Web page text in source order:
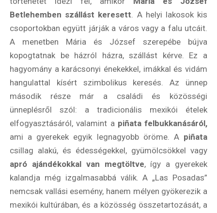
Hírlevél
Válaszd ki az ajándékod amit
most ingyen megkapsz Tőlünk!
Világkörüli
Külföldre
Költözünk!
Kaland -
játék -
Betlehemben szállást keresett. A helyi lakosok kis
csoportokban együtt járják a város vagy a falu utcáit.
A menetben Mária és József szerepébe bújva
kopogtatnak be házról házra, szállást kérve. Ez a
hagyomány a karácsonyi énekekkel, imákkal és vidám
hangulattal kísért szimbolikus keresés. Az ünnep
második része már a családi és közösségi
ünneplésről szól: a tradicionális mexikói ételek
elfogyasztásáról, valamint a piñata felbukkanásáról,
ami a gyerekek egyik legnagyobb öröme. Apiñata
csillag alakú, és édességekkel, gyümölcsökkel vagy
apró ajándékokkal van megtöltve, így a gyerekek
kalandja még izgalmasabbá válik. A „Las Posadas”
nemcsak vallási esemény, hanem mélyen gyökerezik a
mexikói kultúrában, és a közösség összetartozását, a